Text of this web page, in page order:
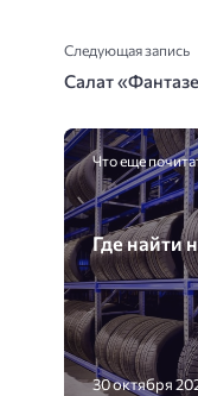
Следующая запись
Салат
Что еще
Где найти
30 октября